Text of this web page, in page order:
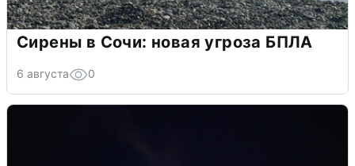
Сирены в Сочи: новая угроза БПЛА
6 августа 0